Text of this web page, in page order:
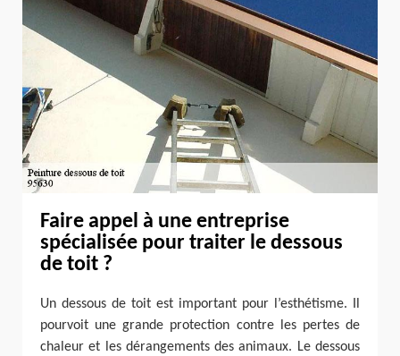
Faire appel à une entreprise
spécialisée pour traiter le dessous
de toit ?
Un dessous de toit est important pour l’esthétisme. Il
pourvoit une grande protection contre les pertes de
chaleur et les dérangements des animaux. Le dessous